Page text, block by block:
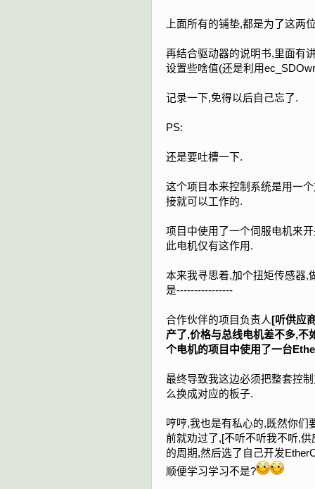
上面所有的铺垫,都是为了这两
再结合驱动器的说明书,里面有
设置些啥值(还是利用
记录一下,免得以后自己忘了.
PS:
还是要吐槽一下.
这个项目本来控制系统是用一
接就可以工作的.
项目中使用了一个伺服电机来
此电机仅有这作用.
本来我寻思着,加个扭矩传感器,
是----------------
合作伙伴的项目负责人 [听供应
产了,价格与总线电机差不多,不
个电机的项目中使用了一台
最终导致我这边必须把整套控
么换成对应的板子.
哼哼,我也是有私心的,既然你们
前就劝过了,[不听不听我不听,
的周期,然后选了自己开发
顺便学习学习不是?